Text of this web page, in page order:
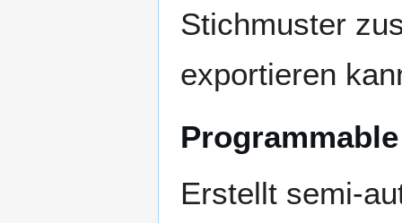
Stichmuster
exportieren
Erstellt semi-